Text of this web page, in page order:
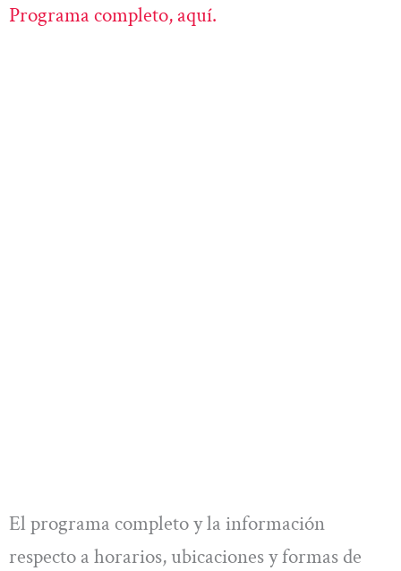
Programa completo, aquí.
El programa completo y la información
respecto a horarios, ubicaciones y formas de